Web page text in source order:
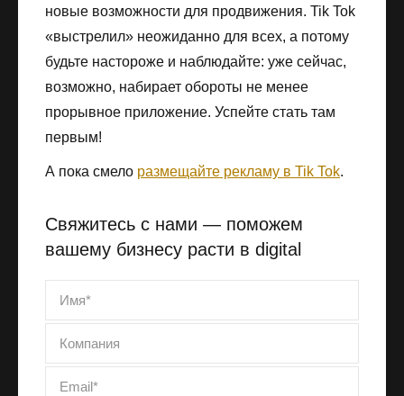
новые возможности для продвижения. Tik Tok
«выстрелил» неожиданно для всех, а потому
будьте настороже и наблюдайте: уже сейчас,
возможно, набирает обороты не менее
прорывное приложение. Успейте стать там
первым!
А пока смело размещайте рекламу в Tik Tok.
Свяжитесь с нами — поможем
вашему бизнесу расти в digital